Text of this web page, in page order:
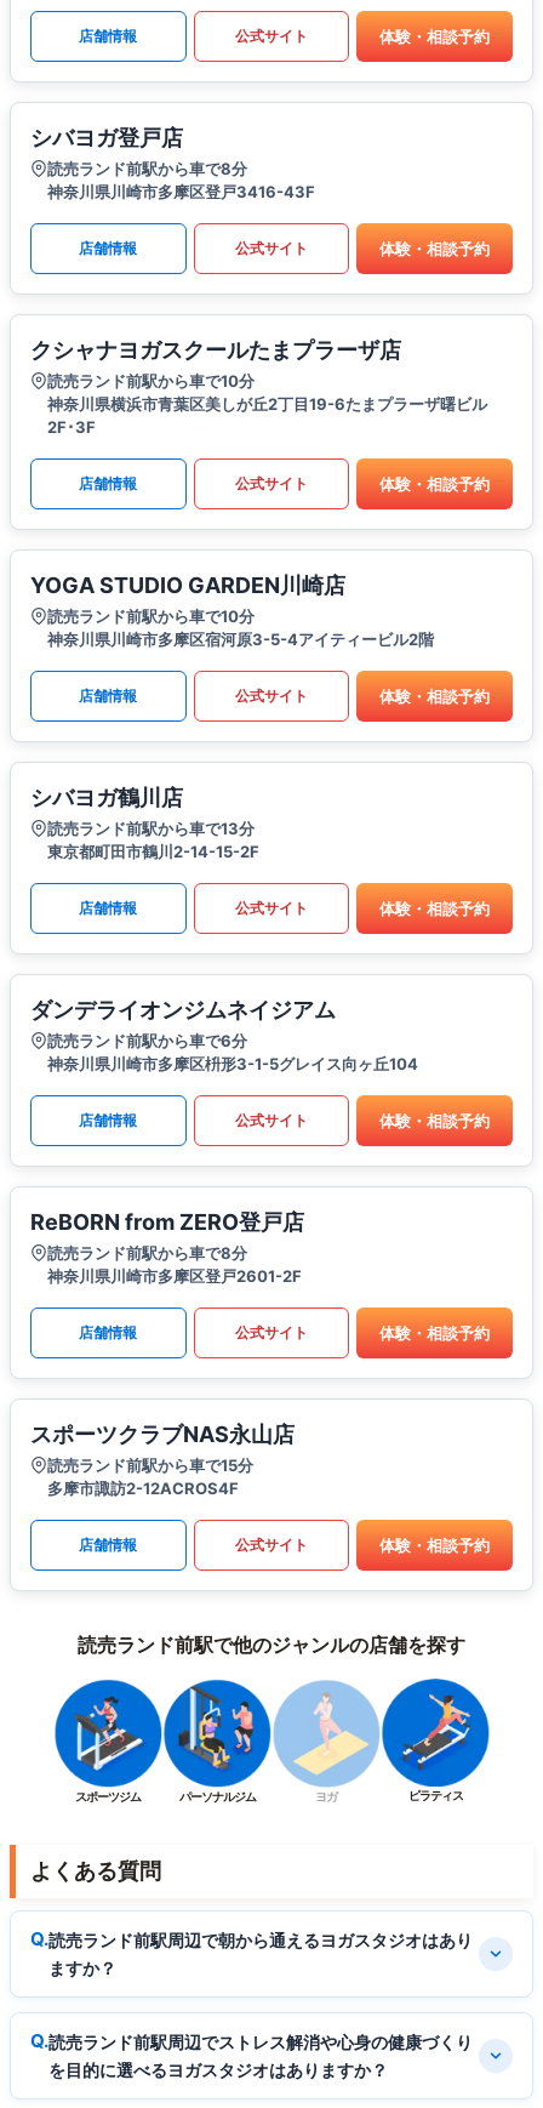
店舗情報 公式サイト 体験・相談予約
シバヨガ登戸店
読売ランド前駅から車で8分
神奈川県川崎市多摩区登戸3416-43F
店舗情報 公式サイト 体験・相談予約
クシャナヨガスクールたまプラーザ店
読売ランド前駅から車で10分
神奈川県横浜市青葉区美しが丘2丁目19-6たまプラーザ曙ビル
2F･3F
店舗情報 公式サイト 体験・相談予約
YOGA STUDIO GARDEN川崎店
読売ランド前駅から車で10分
神奈川県川崎市多摩区宿河原3-5-4アイティービル2階
店舗情報 公式サイト 体験・相談予約
シバヨガ鶴川店
読売ランド前駅から車で13分
東京都町田市鶴川2-14-15-2F
店舗情報 公式サイト 体験・相談予約
ダンデライオンジムネイジアム
読売ランド前駅から車で6分
神奈川県川崎市多摩区枡形3-1-5グレイス向ヶ丘104
店舗情報 公式サイト 体験・相談予約
ReBORN from ZERO登戸店
読売ランド前駅から車で8分
神奈川県川崎市多摩区登戸2601-2F
店舗情報 公式サイト 体験・相談予約
スポーツクラブNAS永山店
読売ランド前駅から車で15分
多摩市諏訪2-12ACROS4F
店舗情報 公式サイト 体験・相談予約
読売ランド前駅で他のジャンルの店舗を探す
スポーツジム パーソナルジム ヨガ ピラティス
よくある質問
読売ランド前駅周辺で朝から通えるヨガスタジオはあり
ますか？
読売ランド前駅周辺でストレス解消や心身の健康づくり
を目的に選べるヨガスタジオはありますか？